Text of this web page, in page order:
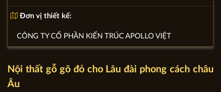
Đơn vị thiết kế:
CÔNG TY CỔ PHẦN KIẾN TRÚC APOLLO VIỆT
Nội thất gỗ gõ đỏ cho Lâu đài phong cách châu
Âu